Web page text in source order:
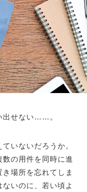
出せない……。
いないだろうか。
の用件を同時に進
場所を忘れてしま
いのに、若い頃よ